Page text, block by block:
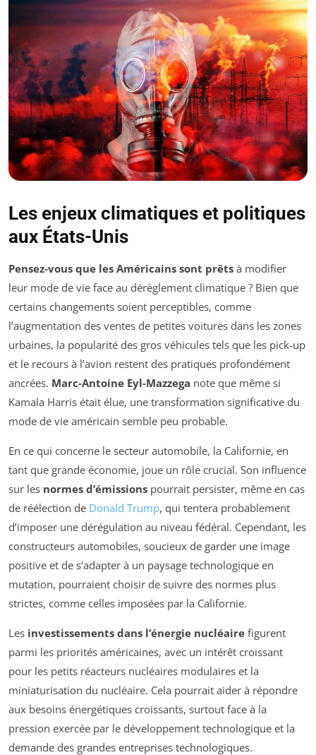
Les enjeux climatiques et politiques
aux États-Unis
Pensez-vous que les Américains sont prêts à modifier
leur mode de vie face au dérèglement climatique ? Bien que
certains changements soient perceptibles, comme
l’augmentation des ventes de petites voitures dans les zones
urbaines, la popularité des gros véhicules tels que les pick-up
et le recours à l’avion restent des pratiques profondément
ancrées. Marc-Antoine Eyl-Mazzega note que même si
Kamala Harris était élue, une transformation significative du
mode de vie américain semble peu probable.
En ce qui concerne le secteur automobile, la Californie, en
tant que grande économie, joue un rôle crucial. Son influence
sur les normes d’émissions pourrait persister, même en cas
de réélection de Donald Trump, qui tentera probablement
d’imposer une dérégulation au niveau fédéral. Cependant, les
constructeurs automobiles, soucieux de garder une image
positive et de s’adapter à un paysage technologique en
mutation, pourraient choisir de suivre des normes plus
strictes, comme celles imposées par la Californie.
Les investissements dans l’énergie nucléaire figurent
parmi les priorités américaines, avec un intérêt croissant
pour les petits réacteurs nucléaires modulaires et la
miniaturisation du nucléaire. Cela pourrait aider à répondre
aux besoins énergétiques croissants, surtout face à la
pression exercée par le développement technologique et la
demande des grandes entreprises technologiques.